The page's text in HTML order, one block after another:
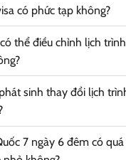
có phức tạp không?
thể điều chỉnh lịch
sinh thay đổi lịch
7 ngày 6 đêm có